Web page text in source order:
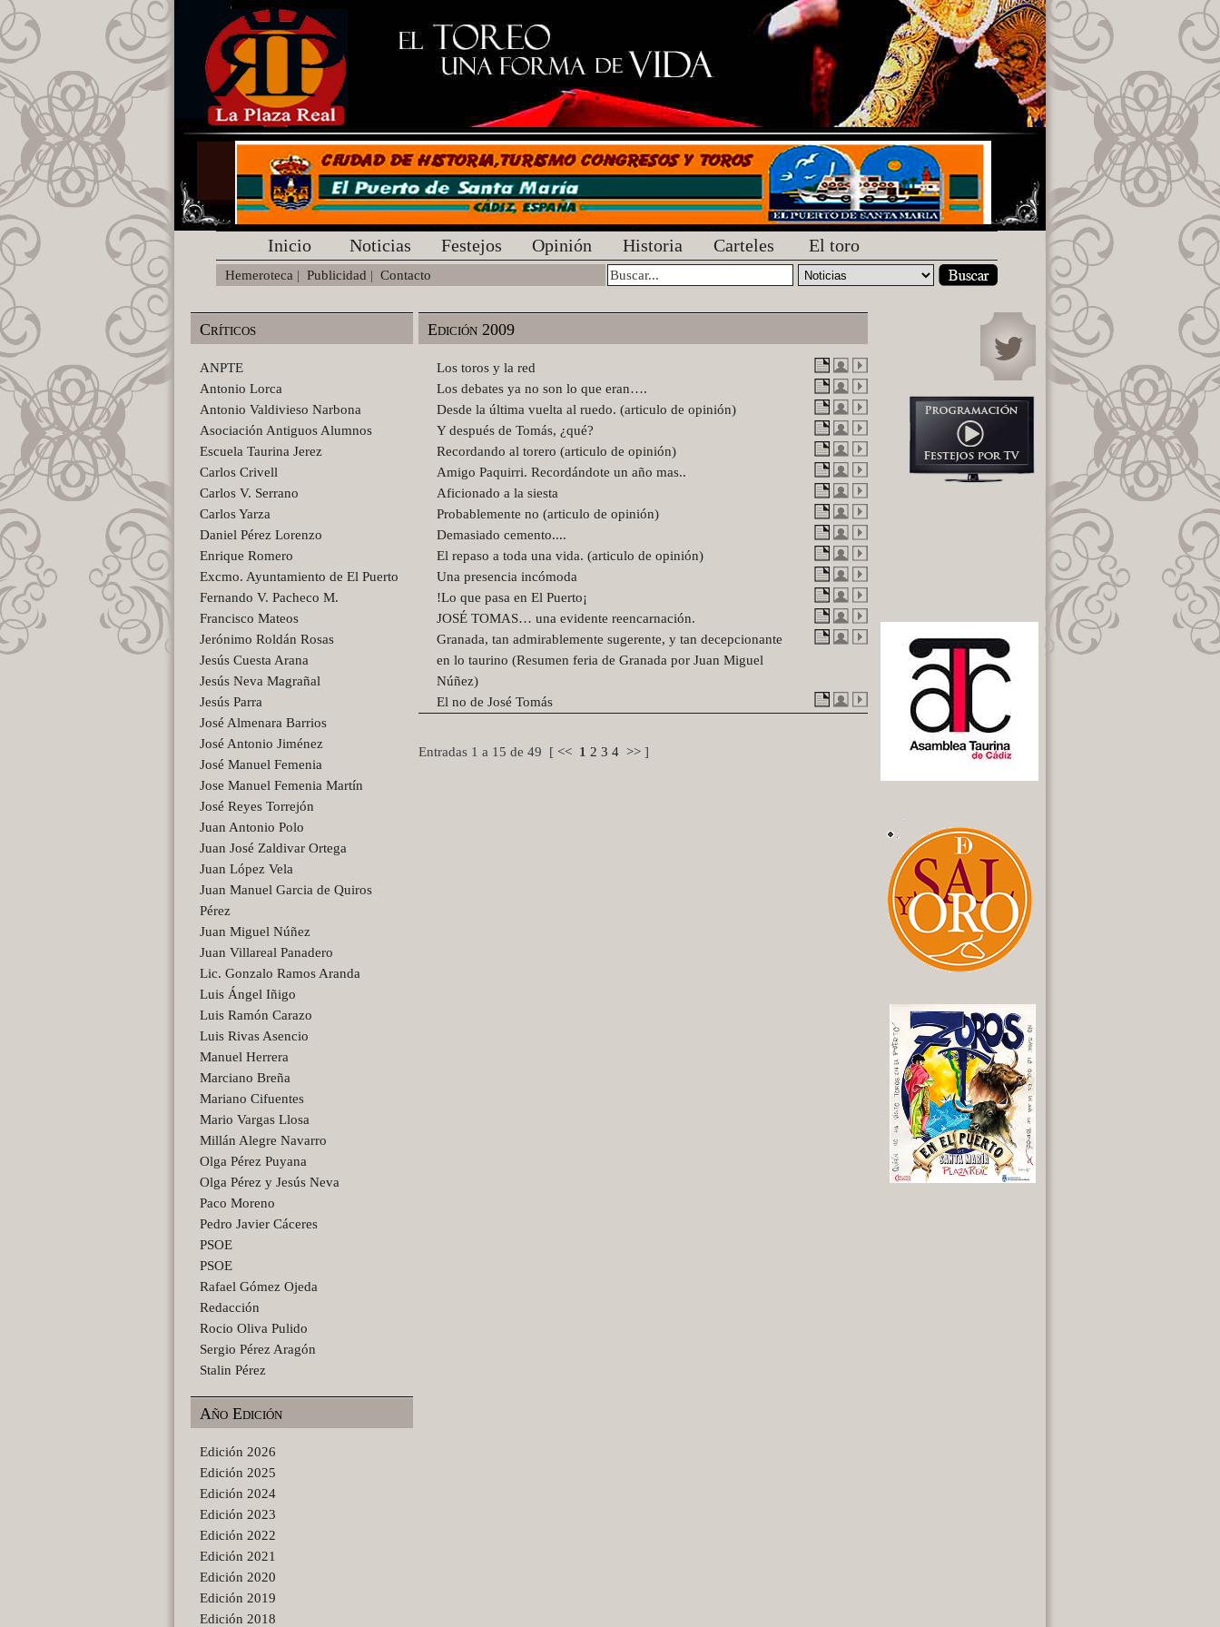
Inicio Noticias Festejos Opinión Historia Carteles El toro
Hemeroteca | Publicidad | Contacto
Críticos
ANPTE
Antonio Lorca
Antonio Valdivieso Narbona
Asociación Antiguos Alumnos
Escuela Taurina Jerez
Carlos Crivell
Carlos V. Serrano
Carlos Yarza
Daniel Pérez Lorenzo
Enrique Romero
Excmo. Ayuntamiento de El Puerto
Fernando V. Pacheco M.
Francisco Mateos
Jerónimo Roldán Rosas
Jesús Cuesta Arana
Jesús Neva Magrañal
Jesús Parra
José Almenara Barrios
José Antonio Jiménez
José Manuel Femenia
Jose Manuel Femenia Martín
José Reyes Torrejón
Juan Antonio Polo
Juan José Zaldivar Ortega
Juan López Vela
Juan Manuel Garcia de Quiros
Pérez
Juan Miguel Núñez
Juan Villareal Panadero
Lic. Gonzalo Ramos Aranda
Luis Ángel Iñigo
Luis Ramón Carazo
Luis Rivas Asencio
Manuel Herrera
Marciano Breña
Mariano Cifuentes
Mario Vargas Llosa
Millán Alegre Navarro
Olga Pérez Puyana
Olga Pérez y Jesús Neva
Paco Moreno
Pedro Javier Cáceres
PSOE
PSOE
Rafael Gómez Ojeda
Redacción
Rocio Oliva Pulido
Sergio Pérez Aragón
Stalin Pérez
Año Edición
Edición 2026
Edición 2025
Edición 2024
Edición 2023
Edición 2022
Edición 2021
Edición 2020
Edición 2019
Edición 2018
Edición 2009
Los toros y la red
Los debates ya no son lo que eran….
Desde la última vuelta al ruedo. (articulo de opinión)
Y después de Tomás, ¿qué?
Recordando al torero (articulo de opinión)
Amigo Paquirri. Recordándote un año mas..
Aficionado a la siesta
Probablemente no (articulo de opinión)
Demasiado cemento....
El repaso a toda una vida. (articulo de opinión)
Una presencia incómoda
!Lo que pasa en El Puerto¡
JOSÉ TOMAS… una evidente reencarnación.
Granada, tan admirablemente sugerente, y tan decepcionante
en lo taurino (Resumen feria de Granada por Juan Miguel
Núñez)
El no de José Tomás
Entradas 1 a 15 de 49 [ << 1 2 3 4 >> ]